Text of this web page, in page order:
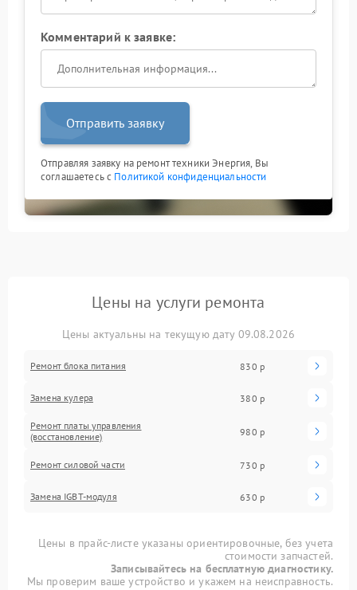
Комментарий к заявке:
Отправить заявку
Отправляя заявку на ремонт техники Энергия, Вы
соглашаетесь с Политикой конфиденциальности
Цены на услуги ремонта
Цены актуальны на текущую дату 09.08.2026
Ремонт блока питания 830 р
Замена кулера 380 р
Ремонт платы управления
(восстановление)
980 р
Ремонт силовой части 730 р
Замена IGBT-модуля 630 р
Цены в прайс-листе указаны ориентировочные, без учета
стоимости запчастей.
Записывайтесь на бесплатную диагностику.
Мы проверим ваше устройство и укажем на неисправность.